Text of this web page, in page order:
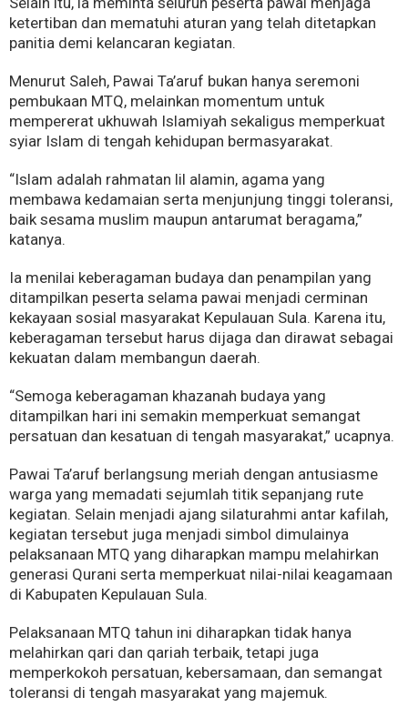
ketertiban dan mematuhi aturan yang telah ditetapkan
panitia demi kelancaran kegiatan.
Menurut Saleh, Pawai Ta’aruf bukan hanya seremoni
pembukaan MTQ, melainkan momentum untuk
mempererat ukhuwah Islamiyah sekaligus memperkuat
syiar Islam di tengah kehidupan bermasyarakat.
“Islam adalah rahmatan lil alamin, agama yang
membawa kedamaian serta menjunjung tinggi toleransi,
baik sesama muslim maupun antarumat beragama,”
katanya.
Ia menilai keberagaman budaya dan penampilan yang
ditampilkan peserta selama pawai menjadi cerminan
kekayaan sosial masyarakat Kepulauan Sula. Karena itu,
keberagaman tersebut harus dijaga dan dirawat sebagai
kekuatan dalam membangun daerah.
“Semoga keberagaman khazanah budaya yang
ditampilkan hari ini semakin memperkuat semangat
persatuan dan kesatuan di tengah masyarakat,” ucapnya.
Pawai Ta’aruf berlangsung meriah dengan antusiasme
warga yang memadati sejumlah titik sepanjang rute
kegiatan. Selain menjadi ajang silaturahmi antar kafilah,
kegiatan tersebut juga menjadi simbol dimulainya
pelaksanaan MTQ yang diharapkan mampu melahirkan
generasi Qurani serta memperkuat nilai-nilai keagamaan
di Kabupaten Kepulauan Sula.
Pelaksanaan MTQ tahun ini diharapkan tidak hanya
melahirkan qari dan qariah terbaik, tetapi juga
memperkokoh persatuan, kebersamaan, dan semangat
toleransi di tengah masyarakat yang majemuk.